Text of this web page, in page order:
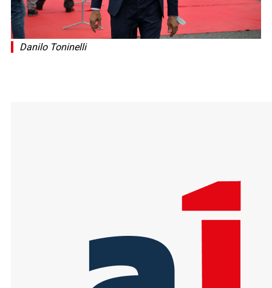
Danilo Toninelli